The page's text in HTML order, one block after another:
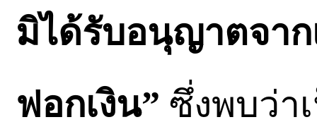
มิได้รับอนุญาตจา
ฟอกเงิน” ซึ่งพบว่า